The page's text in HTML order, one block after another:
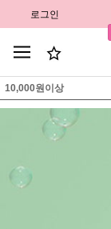
로그인
10,000원이상